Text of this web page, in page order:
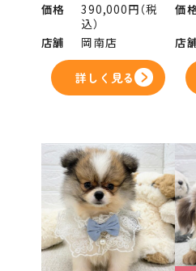
価格
390,000円（税
込）
店舗
岡南店
詳しく見る
価
店